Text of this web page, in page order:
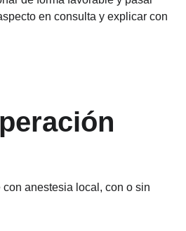
en consulta y explicar con
anestesia local, con o sin